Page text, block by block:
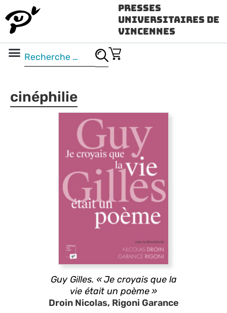
Presses
Universitaires de
Vincennes
cinéphilie
Guy Gilles. « Je croyais que la
vie était un poème »
Droin Nicolas, Rigoni Garance